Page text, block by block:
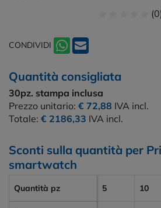
CONDIVIDI
Quantità consigliata
30pz. stampa inclusa
Prezzo unitario: € 72,88 IVA incl.
Totale: € 2186,33 IVA incl.
Sconti sulla quantità per
smartwatch
Quantità pz 5 10